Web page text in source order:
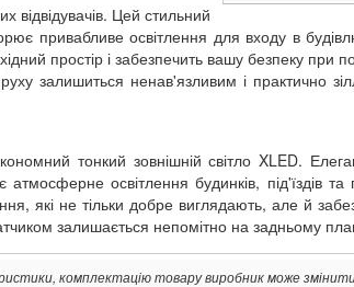
відвідувачів. Цей стильний
привабливе освітлення для входу в
простір і забезпечить вашу безпеку при
залишиться ненав'язливим і практично
тонкий зовнішній світло XLED.
освітлення будинків, під'їздів та
які не тільки добре виглядають, але й
залишається непомітно на задньому
комплектацію товару виробник може